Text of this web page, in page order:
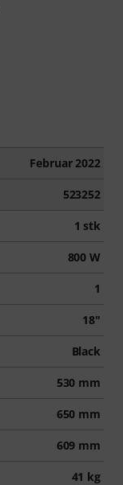
Februar 2022
523252
1 stk
800 W
1
18"
Black
530 mm
650 mm
609 mm
41 kg